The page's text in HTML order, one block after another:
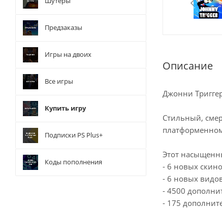
Описание
Джонни
Стильный,
Этот
- 6 новых
- 6 новых
- 4500
- 175
Предзаказы
Игры на двоих
Все игры
Купить игру
Подписки PS Plus+
Коды пополнения